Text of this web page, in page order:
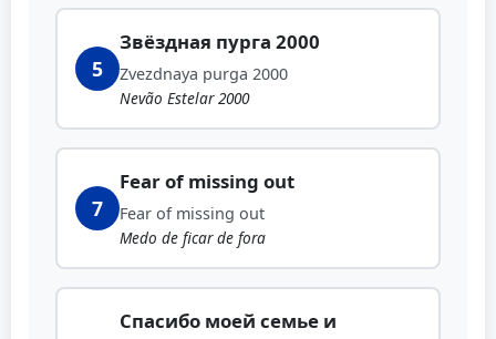
5
Звёздная пурга 2000
Zvezdnaya purga 2000
Nevão Estelar 2000
7
Fear of missing out
Fear of missing out
Medo de ficar de fora
Спасибо моей семье и